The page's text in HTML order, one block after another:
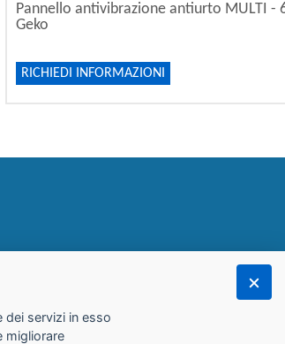
Pannello antivibrazione antiurto MULTI -
Geko
RICHIEDI INFORMAZIONI
dei servizi in esso
migliorare